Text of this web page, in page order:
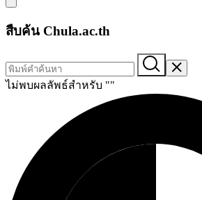
สืบค้น Chula.ac.th
ไม่พบผลลัพธ์สำหรับ ""